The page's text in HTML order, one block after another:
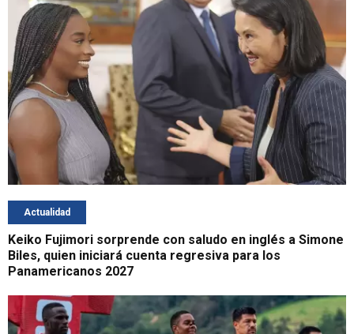
Actualidad
Keiko Fujimori sorprende con saludo en inglés a Simone
Biles, quien iniciará cuenta regresiva para los
Panamericanos 2027